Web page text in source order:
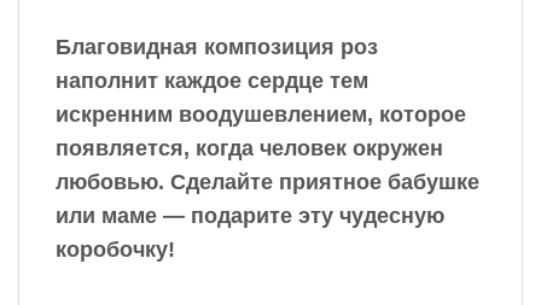
Благовидная композиция роз
наполнит каждое сердце тем
искренним воодушевлением, которое
появляется, когда человек окружен
любовью. Сделайте приятное бабушке
или маме — подарите эту чудесную
коробочку!